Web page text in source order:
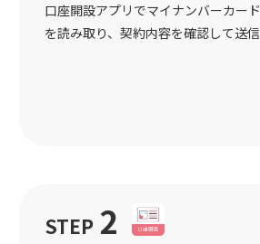
口座開設アプリでマイナンバーカード
を読み取り、契約内容を確認して送信
STEP 2